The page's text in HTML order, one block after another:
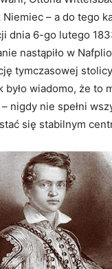
Niemiec – a do tego
dnia 6-go lutego
nastąpiło w
tymczasowej
było wiadomo, że to
nigdy nie spełni
się stabilnym